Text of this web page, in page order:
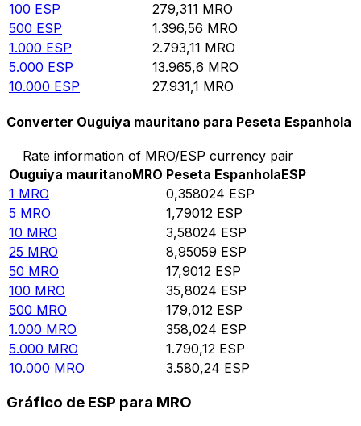
100 ESP 279,311 MRO
500 ESP 1.396,56 MRO
1.000 ESP 2.793,11 MRO
5.000 ESP 13.965,6 MRO
10.000 ESP 27.931,1 MRO
Converter Ouguiya mauritano para Peseta Espanhola
Rate information of MRO/ESP currency pair
Ouguiya mauritanoMRO Peseta EspanholaESP
1 MRO 0,358024 ESP
5 MRO 1,79012 ESP
10 MRO 3,58024 ESP
25 MRO 8,95059 ESP
50 MRO 17,9012 ESP
100 MRO 35,8024 ESP
500 MRO 179,012 ESP
1.000 MRO 358,024 ESP
5.000 MRO 1.790,12 ESP
10.000 MRO 3.580,24 ESP
Gráfico de ESP para MRO